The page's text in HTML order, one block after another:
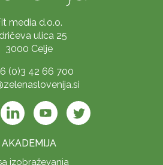
media d.o.o.
ulica 25
3000 Celje
(0)3 42 66 700
AKADEMIJA
izobraževanja